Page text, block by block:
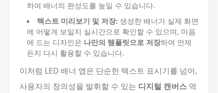
하여 배너의 완성도를 높일 수 있습니다.
텍스트 미리보기 및 저장: 생성한 배너가 실제 화면
에 어떻게 보일지 실시간으로 확인할 수 있으며, 마음
에 드는 디자인은 나만의 템플릿으로 저장하여 언제
든지 다시 활용할 수 있습니다.
이처럼 LED 배너 앱은 단순한 텍스트 표시기를 넘어,
사용자의 창의성을 발휘할 수 있는 디지털 캔버스 역